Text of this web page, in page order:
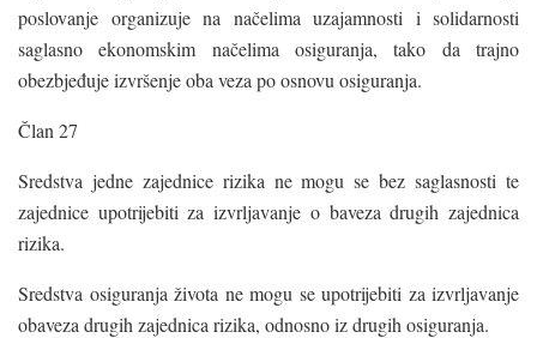
poslovanje organizuje na načelima uzajamnosti i solidarnosti
saglasno ekonomskim načelima osiguranja, tako da trajno
obezbjeđuje izvršenje oba veza po osnovu osiguranja.
Član 27
Sredstva jedne zajednice rizika ne mogu se bez saglasnosti te
zajednice upotrijebiti za izvrljavanje o baveza drugih zajednica
rizika.
Sredstva osiguranja života ne mogu se upotrijebiti za izvrljavanje
obaveza drugih zajednica rizika, odnosno iz drugih osiguranja.